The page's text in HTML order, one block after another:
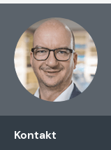
Kontakt